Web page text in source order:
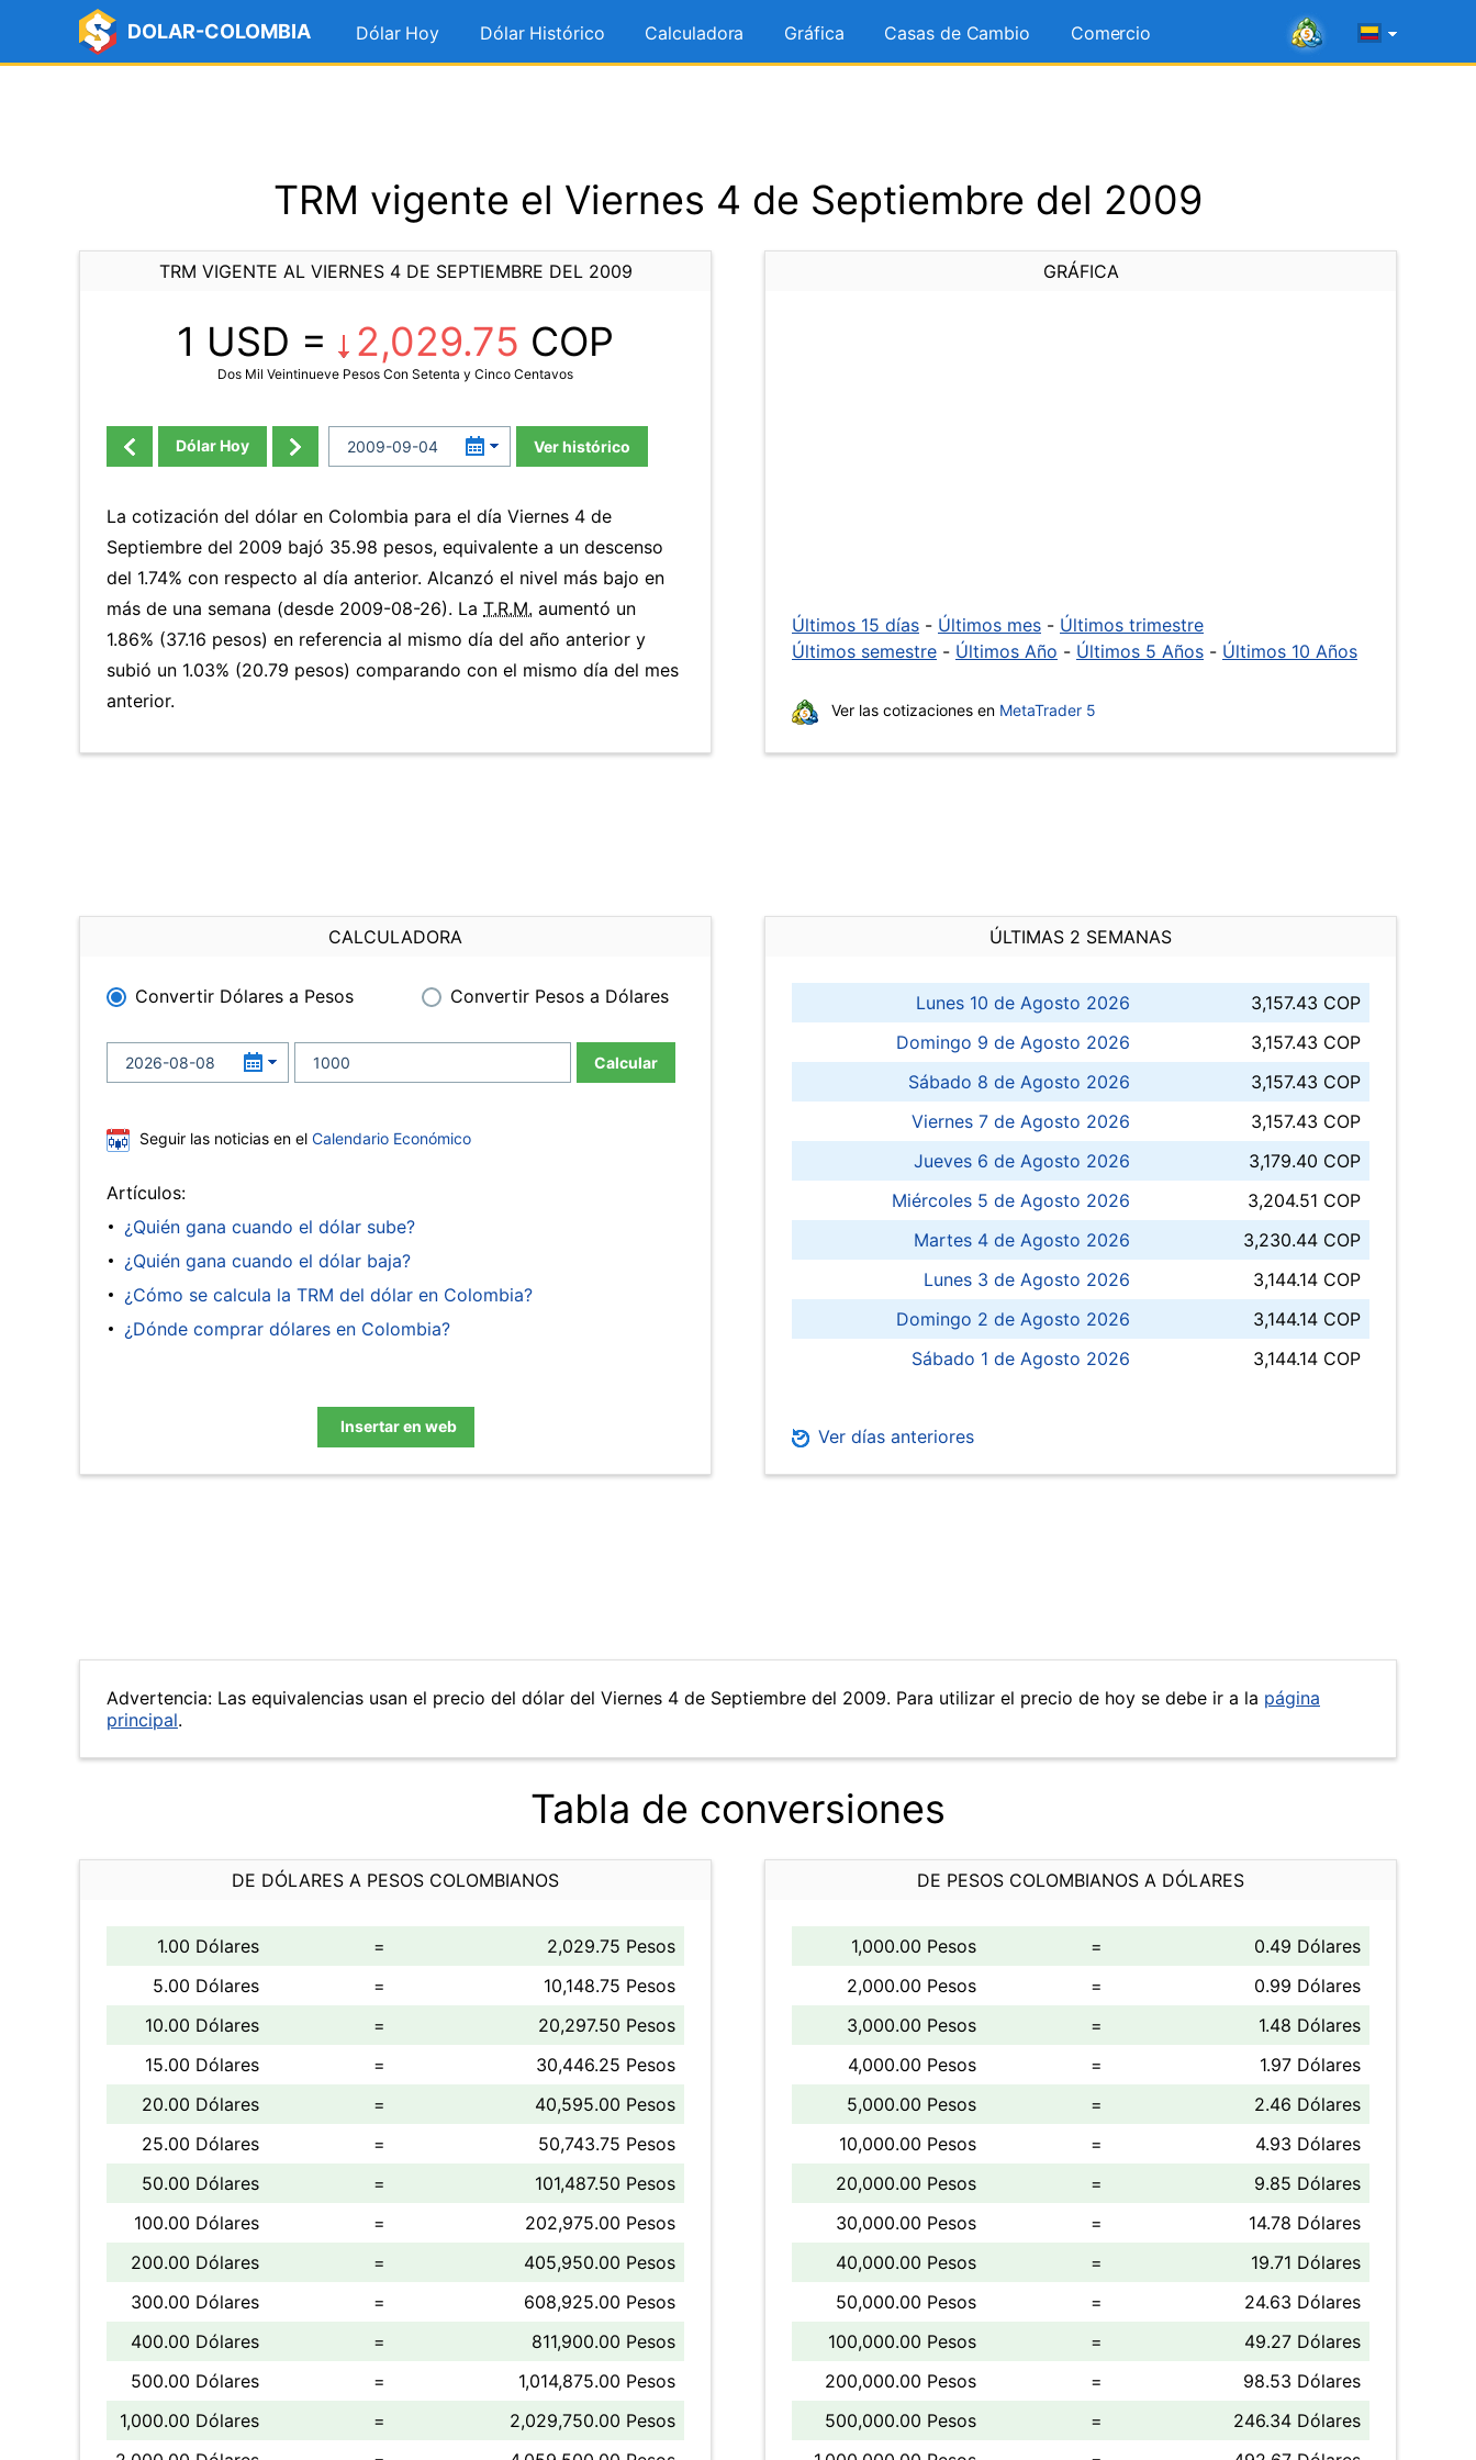
DOLAR-COLOMBIA Dólar Hoy Dólar Histórico Calculadora Gráfica Casas de Cambio Comercio
TRM vigente el Viernes 4 de Septiembre del 2009
TRM VIGENTE AL VIERNES 4 DE SEPTIEMBRE DEL 2009
1 USD = 2,029.75 COP
Dos Mil Veintinueve Pesos Con Setenta y Cinco Centavos
Dólar Hoy Ver histórico
La cotización del dólar en Colombia para el día Viernes 4 de
Septiembre del 2009 bajó 35.98 pesos, equivalente a un descenso
del 1.74% con respecto al día anterior. Alcanzó el nivel más bajo en
más de una semana (desde 2009-08-26). La T.R.M. aumentó un
1.86% (37.16 pesos) en referencia al mismo día del año anterior y
subió un 1.03% (20.79 pesos) comparando con el mismo día del mes
anterior.
GRÁFICA
Últimos 15 días - Últimos mes - Últimos trimestre
Últimos semestre - Últimos Año - Últimos 5 Años - Últimos 10 Años
Ver las cotizaciones en MetaTrader 5
CALCULADORA
Convertir Dólares a Pesos Convertir Pesos a Dólares
Calcular
Seguir las noticias en el Calendario Económico
Artículos:
¿Quién gana cuando el dólar sube?
¿Quién gana cuando el dólar baja?
¿Cómo se calcula la TRM del dólar en Colombia?
¿Dónde comprar dólares en Colombia?
Insertar en web
ÚLTIMAS 2 SEMANAS
Lunes 10 de Agosto 2026
3,157.43 COP
Domingo 9 de Agosto 2026
3,157.43 COP
Sábado 8 de Agosto 2026
3,157.43 COP
Viernes 7 de Agosto 2026
3,157.43 COP
Jueves 6 de Agosto 2026
3,179.40 COP
Miércoles 5 de Agosto 2026
3,204.51 COP
Martes 4 de Agosto 2026
3,230.44 COP
Lunes 3 de Agosto 2026
3,144.14 COP
Domingo 2 de Agosto 2026
3,144.14 COP
Sábado 1 de Agosto 2026
3,144.14 COP
Ver días anteriores
Advertencia: Las equivalencias usan el precio del dólar del Viernes 4 de Septiembre del 2009. Para utilizar el precio de hoy se debe ir a la página
principal.
Tabla de conversiones
DE DÓLARES A PESOS COLOMBIANOS
1.00 Dólares =
2,029.75 Pesos
5.00 Dólares
=
10,148.75 Pesos
10.00 Dólares
=
20,297.50 Pesos
15.00 Dólares
=
30,446.25 Pesos
20.00 Dólares
=
40,595.00 Pesos
25.00 Dólares
=
50,743.75 Pesos
50.00 Dólares
=
101,487.50 Pesos
100.00 Dólares
=
202,975.00 Pesos
200.00 Dólares
=
405,950.00 Pesos
300.00 Dólares
=
608,925.00 Pesos
400.00 Dólares
=
811,900.00 Pesos
500.00 Dólares
=
1,014,875.00 Pesos
1,000.00 Dólares
=
2,029,750.00 Pesos
DE PESOS COLOMBIANOS A DÓLARES
1,000.00 Pesos =
0.49 Dólares
2,000.00 Pesos
=
0.99 Dólares
3,000.00 Pesos
=
1.48 Dólares
4,000.00 Pesos
=
1.97 Dólares
5,000.00 Pesos
=
2.46 Dólares
10,000.00 Pesos
=
4.93 Dólares
20,000.00 Pesos
=
9.85 Dólares
30,000.00 Pesos
=
14.78 Dólares
40,000.00 Pesos
=
19.71 Dólares
50,000.00 Pesos
=
24.63 Dólares
100,000.00 Pesos
=
49.27 Dólares
200,000.00 Pesos
=
98.53 Dólares
500,000.00 Pesos
=
246.34 Dólares